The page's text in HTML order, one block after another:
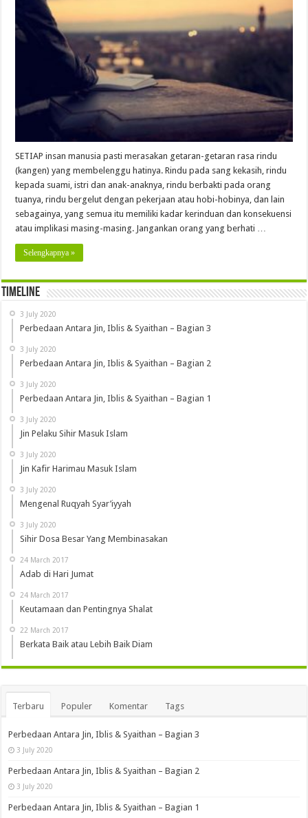
SETIAP insan manusia pasti merasakan getaran-getaran rasa rindu
(kangen) yang membelenggu hatinya. Rindu pada sang kekasih, rindu
kepada suami, istri dan anak-anaknya, rindu berbakti pada orang
tuanya, rindu bergelut dengan pekerjaan atau hobi-hobinya, dan lain
sebagainya, yang semua itu memiliki kadar kerinduan dan konsekuensi
atau implikasi masing-masing. Jangankan orang yang berhati …
Selengkapnya »
Timeline
3 July 2020
Perbedaan Antara Jin, Iblis & Syaithan – Bagian 3
3 July 2020
Perbedaan Antara Jin, Iblis & Syaithan – Bagian 2
3 July 2020
Perbedaan Antara Jin, Iblis & Syaithan – Bagian 1
3 July 2020
Jin Pelaku Sihir Masuk Islam
3 July 2020
Jin Kafir Harimau Masuk Islam
3 July 2020
Mengenal Ruqyah Syar’iyyah
3 July 2020
Sihir Dosa Besar Yang Membinasakan
24 March 2017
Adab di Hari Jumat
24 March 2017
Keutamaan dan Pentingnya Shalat
22 March 2017
Berkata Baik atau Lebih Baik Diam
Terbaru Populer Komentar Tags
Perbedaan Antara Jin, Iblis & Syaithan – Bagian 3
3 July 2020
Perbedaan Antara Jin, Iblis & Syaithan – Bagian 2
3 July 2020
Perbedaan Antara Jin, Iblis & Syaithan – Bagian 1